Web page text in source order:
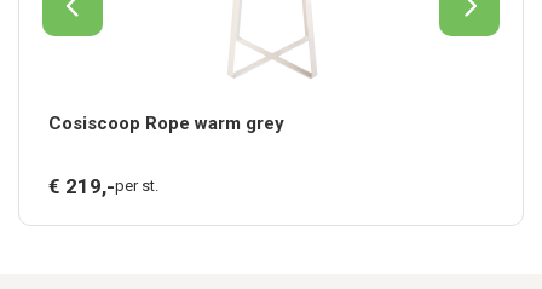
Cosiscoop Rope warm grey
€ 219,-per st.